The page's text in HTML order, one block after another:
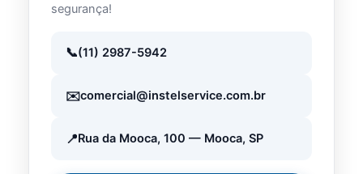
segurança!
(11) 2987-5942
comercial@instelservice.com.br
Rua da Mooca, 100 — Mooca, SP